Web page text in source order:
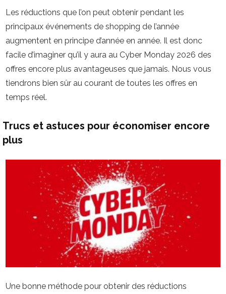
Les réductions que l’on peut obtenir pendant les
principaux événements de shopping de l’année
augmentent en principe d’année en année. Il est donc
facile d’imaginer qu’il y aura au Cyber Monday 2026 des
offres encore plus avantageuses que jamais. Nous vous
tiendrons bien sûr au courant de toutes les offres en
temps réel.
Trucs et astuces pour économiser encore
plus
Une bonne méthode pour obtenir des réductions